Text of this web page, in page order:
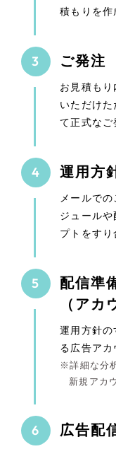
積もりを作
ご発注
お見積も
いただけた
て正式なご
運用方
メールで
ジュール
プトをすり
配信準
（アカ
運用方針の
る広告アカ
詳細な分
新規アカ
広告配